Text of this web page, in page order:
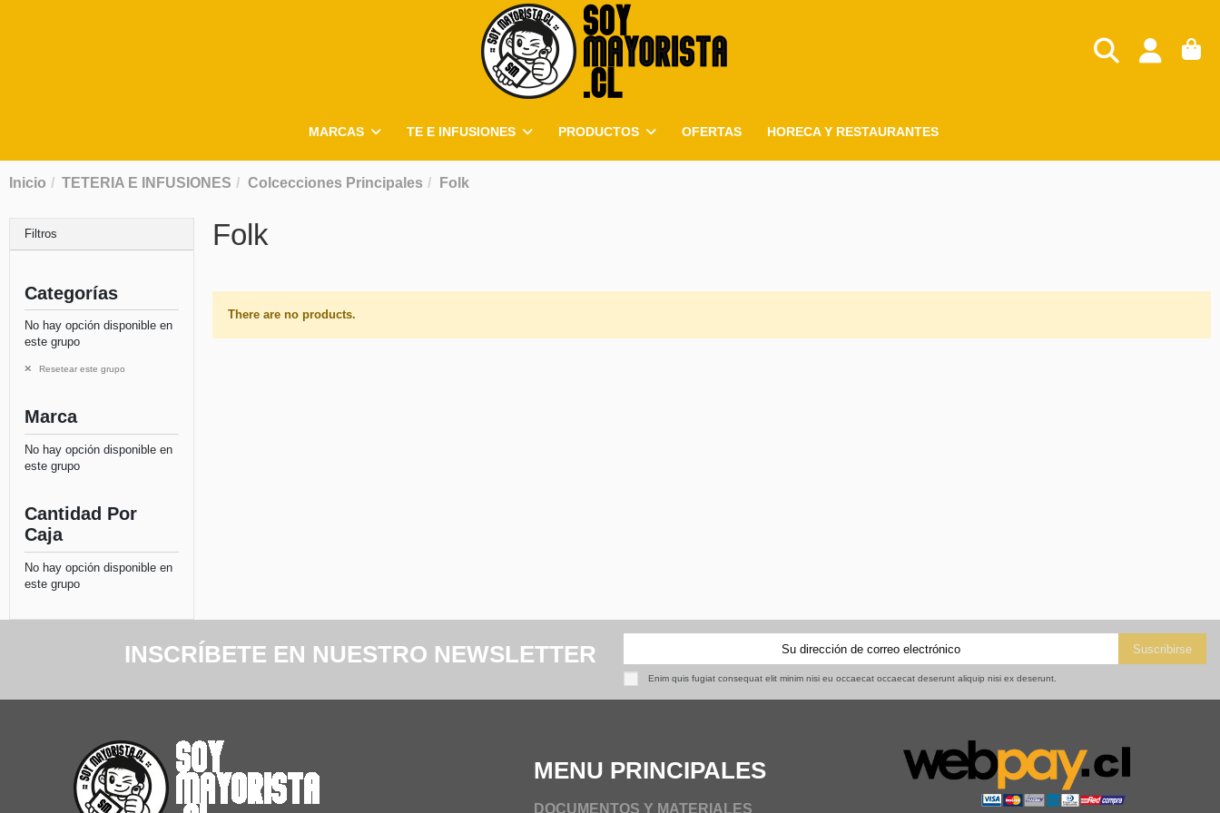
MARCAS TE E INFUSIONES PRODUCTOS OFERTAS HORECA Y RESTAURANTES
Inicio TETERIA E INFUSIONES Colcecciones Principales Folk
Folk
There are no products.
Filtros
Categorías
No hay opción disponible en
este grupo
Resetear este grupo
Marca
No hay opción disponible en
este grupo
Cantidad Por
Caja
No hay opción disponible en
este grupo
INSCRÍBETE EN NUESTRO NEWSLETTER
Enim quis fugiat consequat elit minim nisi eu occaecat occaecat deserunt aliquip nisi ex deserunt.
MENU PRINCIPALES
DOCUMENTOS Y MATERIALES